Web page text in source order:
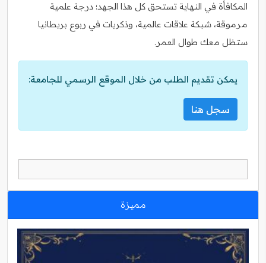
المكافأة في النهاية تستحق كل هذا الجهد؛ درجة علمية
مرموقة، شبكة علاقات عالمية، وذكريات في ربوع بريطانيا
ستظل معك طوال العمر.
يمكن تقديم الطلب من خلال الموقع الرسمي للجامعة:
سجل هنا
مميزة